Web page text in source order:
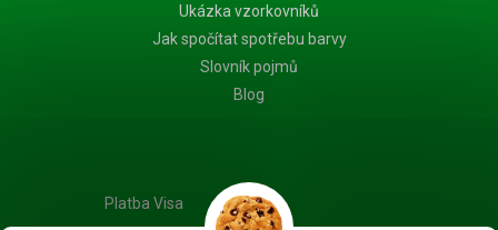
Ukázka vzorkovníků
Jak spočítat spotřebu barvy
Slovník pojmů
Blog
Platba Visa